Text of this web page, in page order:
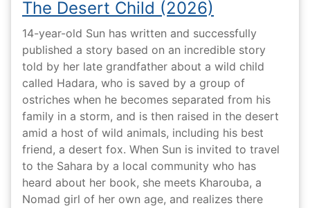
The Desert Child (2026)
14-year-old Sun has written and successfully
published a story based on an incredible story
told by her late grandfather about a wild child
called Hadara, who is saved by a group of
ostriches when he becomes separated from his
family in a storm, and is then raised in the desert
amid a host of wild animals, including his best
friend, a desert fox. When Sun is invited to travel
to the Sahara by a local community who has
heard about her book, she meets Kharouba, a
Nomad girl of her own age, and realizes there